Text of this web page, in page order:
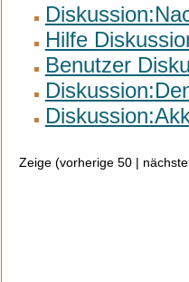
Hilfe
Benutzer
Zeige (vorherige 50 |